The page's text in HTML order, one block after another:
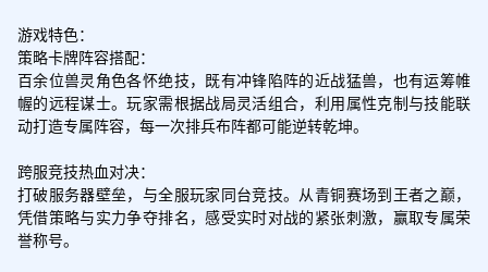
游戏特色：
策略卡牌阵容搭配：
百余位兽灵角色各怀绝技，既有冲锋陷阵的近战猛兽，也有运筹帷
幄的远程谋士。玩家需根据战局灵活组合，利用属性克制与技能联
动打造专属阵容，每一次排兵布阵都可能逆转乾坤。
跨服竞技热血对决：
打破服务器壁垒，与全服玩家同台竞技。从青铜赛场到王者之巅，
凭借策略与实力争夺排名，感受实时对战的紧张刺激，赢取专属荣
誉称号。